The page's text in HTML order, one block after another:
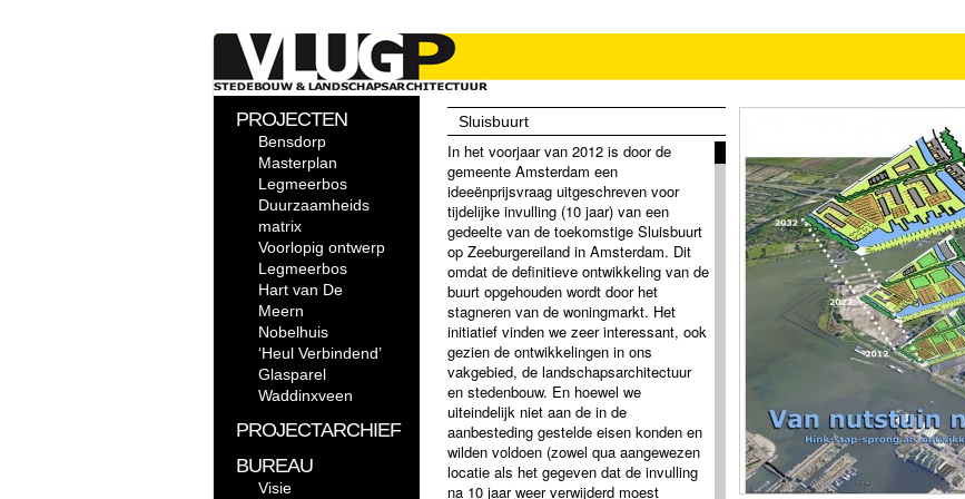
PROJECTEN
Bensdorp
Masterplan
Legmeerbos
Duurzaamheids
matrix
Voorlopig ontwerp
Legmeerbos
Hart van De
Meern
Nobelhuis
‘Heul Verbindend’
Glasparel
Waddinxveen
PROJECTARCHIEF
BUREAU
Visie
Sluisbuurt
In het voorjaar van 2012 is door de
gemeente Amsterdam een
ideeënprijsvraag uitgeschreven voor
tijdelijke invulling (10 jaar) van een
gedeelte van de toekomstige Sluisbuurt
op Zeeburgereiland in Amsterdam. Dit
omdat de definitieve ontwikkeling van de
buurt opgehouden wordt door het
stagneren van de woningmarkt. Het
initiatief vinden we zeer interessant, ook
gezien de ontwikkelingen in ons
vakgebied, de landschapsarchitectuur
en stedenbouw. En hoewel we
uiteindelijk niet aan de in de
aanbesteding gestelde eisen konden en
wilden voldoen (zowel qua aangewezen
locatie als het gegeven dat de invulling
na 10 jaar weer verwijderd moest